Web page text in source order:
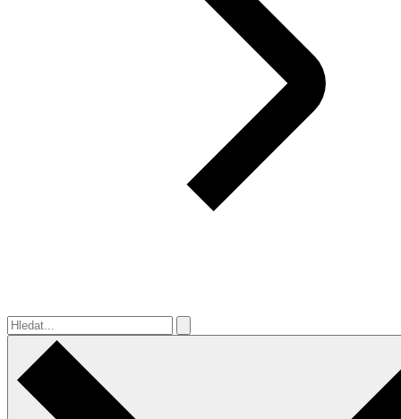
Hledat...